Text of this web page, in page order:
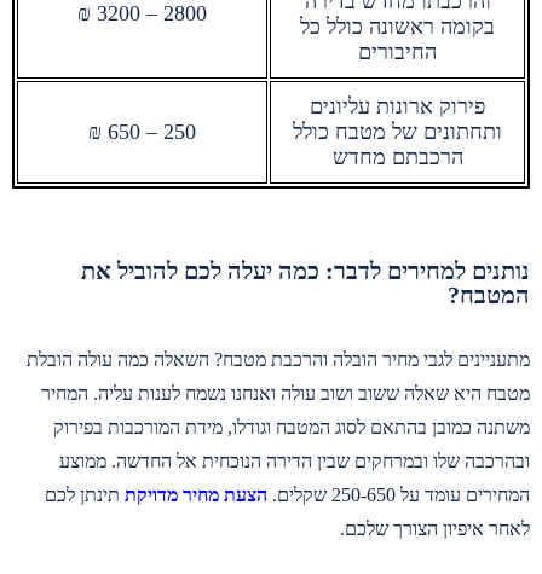
בקומה ראשונה כולל כל
החיבורים
2800 – 3200 ₪
פירוק ארונות עליונים
ותחתונים של מטבח כולל
הרכבתם מחדש
250 – 650 ₪
נותנים למחירים לדבר: כמה יעלה לכם להוביל את
המטבח?
מתעניינים לגבי מחיר הובלה והרכבת מטבח? השאלה כמה עולה הובלת
מטבח היא שאלה ששוב ושוב עולה ואנחנו נשמח לענות עליה. המחיר
משתנה כמובן בהתאם לסוג המטבח וגודלו, מידת המורכבות בפירוק
ובהרכבה שלו ובמרחקים שבין הדירה הנוכחית אל החדשה. ממוצע
המחירים עומד על 250-650 שקלים.
הצעת מחיר מדויקת תינתן לכם
לאחר איפיון הצורך שלכם.